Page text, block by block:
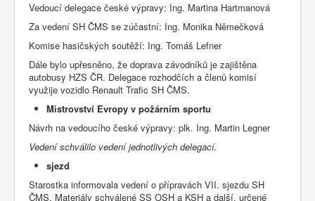
Vedoucí delegace české výpravy: Ing. Martina Hartmanová
Za vedení SH ČMS se zúčastní: Ing. Monika Němečková
Komise hasičských soutěží: Ing. Tomáš Lefner
Dále bylo upřesněno, že doprava závodníků je zajištěna
autobusy HZS ČR. Delegace rozhodčích a členů komisí
využije vozidlo Renault Trafic SH ČMS.
Mistrovství Evropy v požárním sportu
Návrh na vedoucího české výpravy: plk. Ing. Martin Legner
Vedení schválilo vedení jednotlivých delegací.
sjezd
Starostka informovala vedení o přípravách VII. sjezdu SH
ČMS. Materiály schválené SS OSH a KSH a další, určené